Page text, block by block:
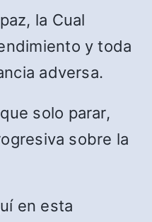
la Cual
y toda
adversa.
solo parar,
sobre la
en esta